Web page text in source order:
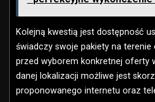
Kolejną kwestią jest dostępność
świadczy swoje pakiety na terenie
przed wyborem konkretnej oferty
danej lokalizacji możliwe jest
proponowanego internetu oraz